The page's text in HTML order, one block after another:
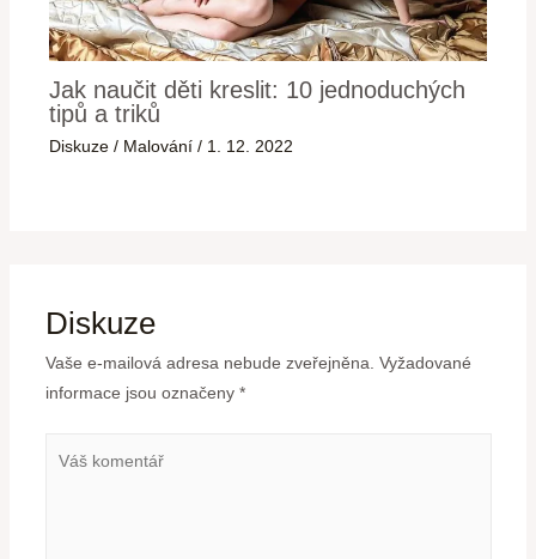
Jak naučit děti kreslit: 10 jednoduchých
tipů a triků
Diskuze / Malování / 1. 12. 2022
Diskuze
Vaše e-mailová adresa nebude zveřejněna. Vyžadované
informace jsou označeny *